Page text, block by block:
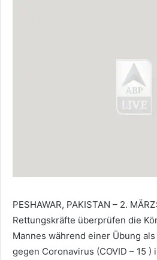
PESHAWAR, PAKISTAN – 2.
Rettungskräfte überprüfen die
Mannes während einer Übung
gegen Coronavirus (COVID – 15 )